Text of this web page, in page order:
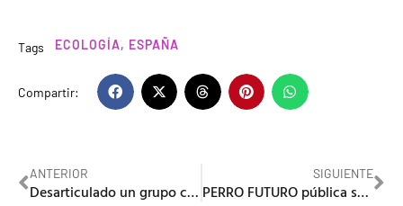
Tags ECOLOGÍA, ESPAÑA
Compartir:
ANTERIOR
Desarticulado un grupo criminal dedicado a robar en joyerías e inmobiliarias de Cataluña por el método del butrón
SIGUIENTE
PERRO FUTURO pública su segundo single «PURO CRISTAL»